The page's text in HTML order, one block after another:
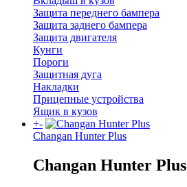
Защита переднего бампера
Защита заднего бампера
Защита двигателя
Кунги
Пороги
Защитная дуга
Накладки
Прицепные устройства
Ящик в кузов
+-
Changan Hunter Plus
Changan Hunter Plus